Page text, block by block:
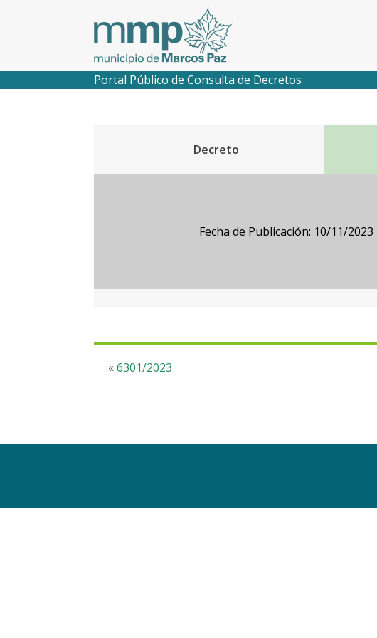
Portal Público de Consulta de Decretos
Decreto
Fecha de Publicación: 10/11/2023
«6301/2023